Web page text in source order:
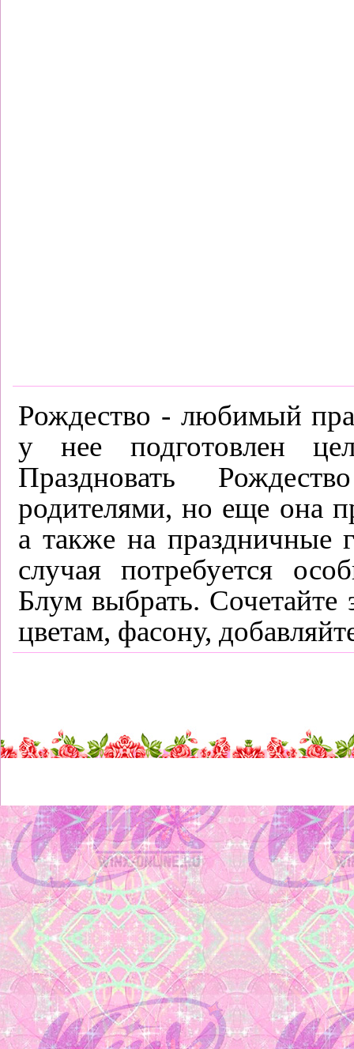
Рождество - любимый
у нее подготовлен
Праздновать
родителями, но еще она
а также на праздничные
случая потребуется
Блум выбрать.
цветам, фасону,